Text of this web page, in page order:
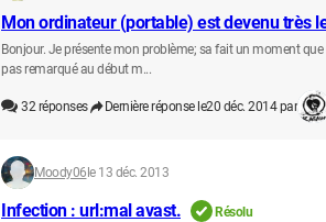
Mon ordinateur (portable) est devenu très
Bonjour. Je présente mon problème; sa fait un moment
pas remarqué au début m...
32réponses Dernière réponse le20 déc. 2014 par
Moody06 le 13 déc. 2013
Infection : url:mal avast.
Résolu